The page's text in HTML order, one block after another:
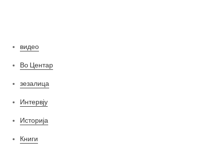
видео
Во Центар
зезалица
Интервју
Историја
Книги